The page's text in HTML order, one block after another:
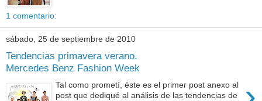
1 comentario:
sábado, 25 de septiembre de 2010
Tendencias primavera verano.
Mercedes Benz Fashion Week
Tal como prometí, éste es el primer post anexo al
post que dediqué al análisis de las tendencias de